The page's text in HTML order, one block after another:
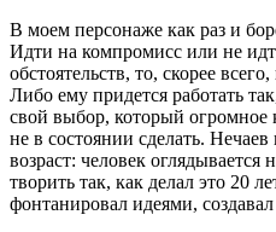
В моем персонаже как раз и
Идти на компромисс или не
обстоятельств, то, скорее
Либо ему придется работать
свой выбор, который огромное
не в состоянии сделать.
возраст: человек оглядывается
творить так, как делал это 20
фонтанировал идеями,